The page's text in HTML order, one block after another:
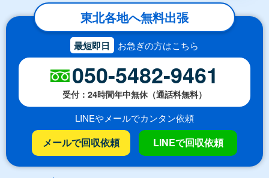
東北各地へ無料出張
最短即日 お急ぎの方はこちら
050-5482-9461
受付：24時間年中無休（通話料無料）
LINEやメールでカンタン依頼
メールで回収依頼 LINEで回収依頼